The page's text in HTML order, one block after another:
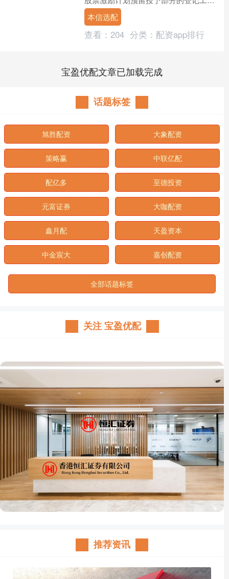
作。限制性股票登记日：2025年9月18
日；限制性股....
本信选配
查看： 204 分类： 配资app排行
宝盈优配文章已加载完成
话题标签
旭胜配资 大象配资
策略赢 中联亿配
配亿多 至德投资
元富证券 大咖配资
鑫月配 天盈资本
中金宸大 嘉创配资
全部话题标签
关注 宝盈优配
推荐资讯